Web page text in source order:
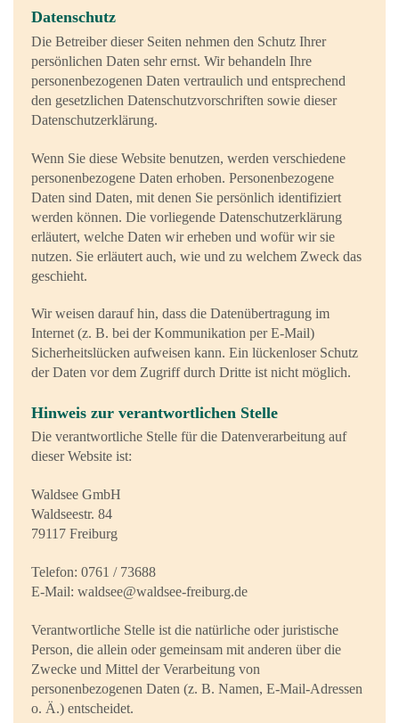
Datenschutz
Die Betreiber dieser Seiten nehmen den Schutz Ihrer
persönlichen Daten sehr ernst. Wir behandeln Ihre
personenbezogenen Daten vertraulich und entsprechend
den gesetzlichen Datenschutzvorschriften sowie dieser
Datenschutzerklärung.
Wenn Sie diese Website benutzen, werden verschiedene
personenbezogene Daten erhoben. Personenbezogene
Daten sind Daten, mit denen Sie persönlich identifiziert
werden können. Die vorliegende Datenschutzerklärung
erläutert, welche Daten wir erheben und wofür wir sie
nutzen. Sie erläutert auch, wie und zu welchem Zweck das
geschieht.
Wir weisen darauf hin, dass die Datenübertragung im
Internet (z. B. bei der Kommunikation per E-Mail)
Sicherheitslücken aufweisen kann. Ein lückenloser Schutz
der Daten vor dem Zugriff durch Dritte ist nicht möglich.
Hinweis zur verantwortlichen Stelle
Die verantwortliche Stelle für die Datenverarbeitung auf
dieser Website ist:
Waldsee GmbH
Waldseestr. 84
79117 Freiburg
Telefon: 0761 / 73688
E-Mail: waldsee@waldsee-freiburg.de
Verantwortliche Stelle ist die natürliche oder juristische
Person, die allein oder gemeinsam mit anderen über die
Zwecke und Mittel der Verarbeitung von
personenbezogenen Daten (z. B. Namen, E-Mail-Adressen
o. Ä.) entscheidet.